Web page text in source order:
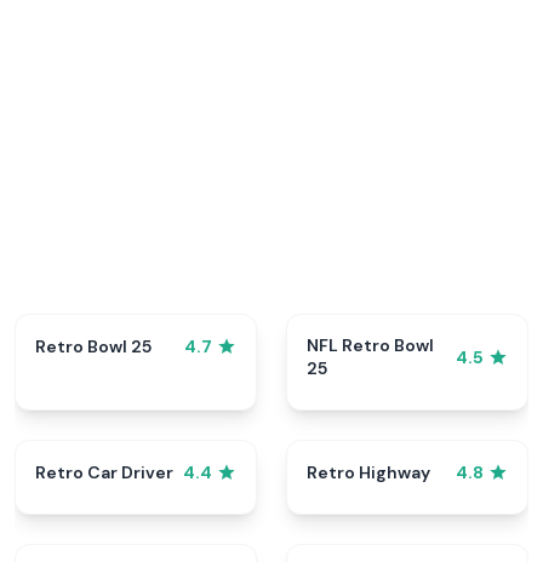
Retro Bowl 25 4.7
NFL Retro Bowl
25
4.5
Retro Car Driver 4.4 Retro Highway 4.8